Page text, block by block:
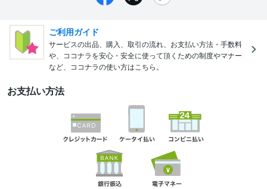
ご利用ガイド
サービスの出品、購入、取引の流れ、お支払い方法・手数料
や、ココナラを安心・安全に使って頂くための制度やマナー
など、ココナラの使い方はこちら。
お支払い方法